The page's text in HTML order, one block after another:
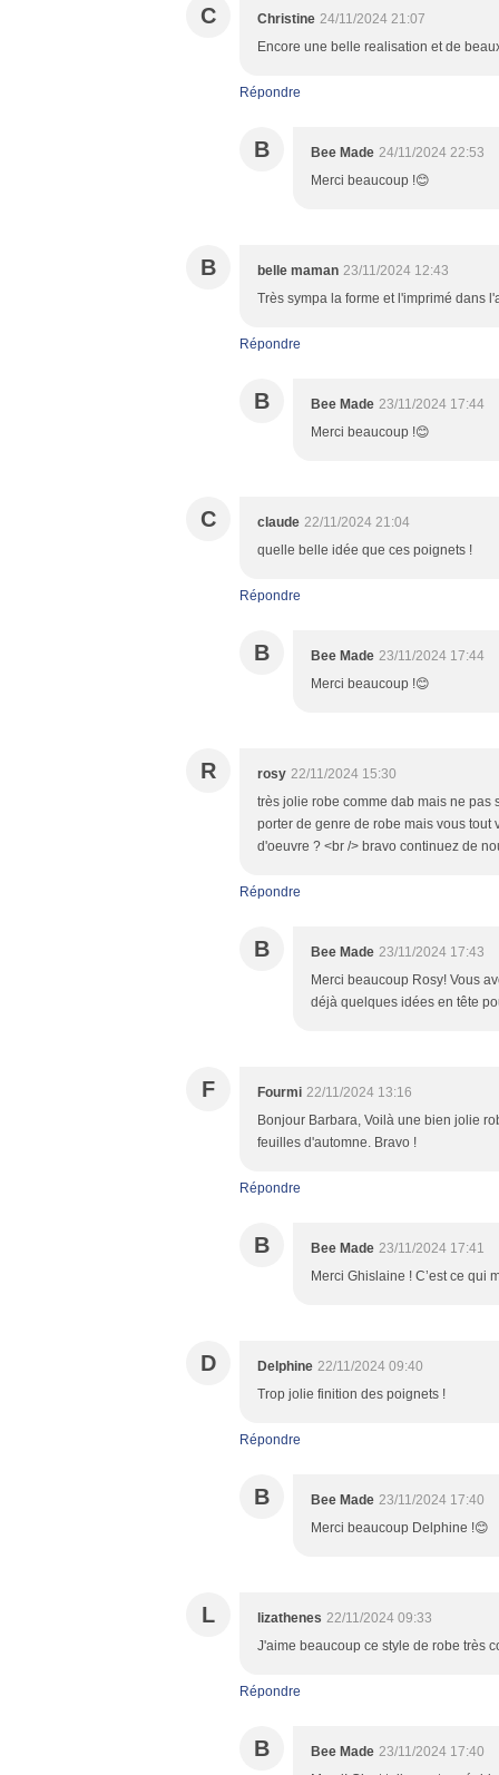
C Christine 24/11/2024 21:07
Encore une belle realisation et de
Répondre
B Bee Made 24/11/2024 22:53
Merci beaucoup !😊
B belle maman 23/11/2024 12:43
Très sympa la forme et l'imprimé dans
Répondre
B Bee Made 23/11/2024 17:44
Merci beaucoup !😊
C claude 22/11/2024 21:04
quelle belle idée que ces poignets !
Répondre
B Bee Made 23/11/2024 17:44
Merci beaucoup !😊
R rosy 22/11/2024 15:30
très jolie robe comme dab mais ne pas
porter de genre de robe mais vous tout
d'oeuvre ? <br /> bravo continuez de
Répondre
B Bee Made 23/11/2024 17:43
Merci beaucoup Rosy! Vous
déjà quelques idées en tête
F Fourmi 22/11/2024 13:16
Bonjour Barbara, Voilà une bien jolie
feuilles d'automne. Bravo !
Répondre
B Bee Made 23/11/2024 17:41
Merci Ghislaine ! C’est ce qui
D Delphine 22/11/2024 09:40
Trop jolie finition des poignets !
Répondre
B Bee Made 23/11/2024 17:40
Merci beaucoup Delphine !😊
L lizathenes 22/11/2024 09:33
J'aime beaucoup ce style de robe très
Répondre
B Bee Made 23/11/2024 17:40